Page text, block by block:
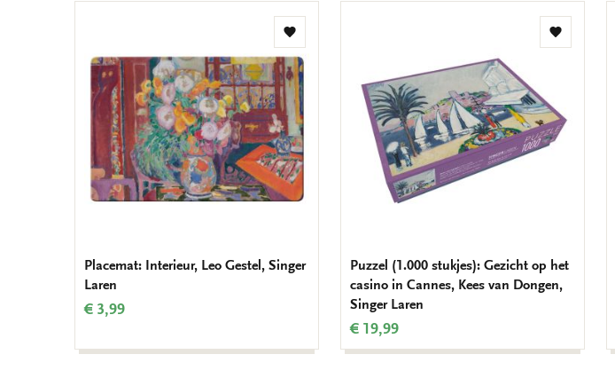
Toevoegen
aan
verlanglijst
Placemat: Interieur, Leo Gestel, Singer
Laren
€ 3,99
Toevoegen
Puzzel (1.000 stukjes): Gezicht op het
casino in Cannes, Kees van Dongen,
Singer Laren
€ 19,99